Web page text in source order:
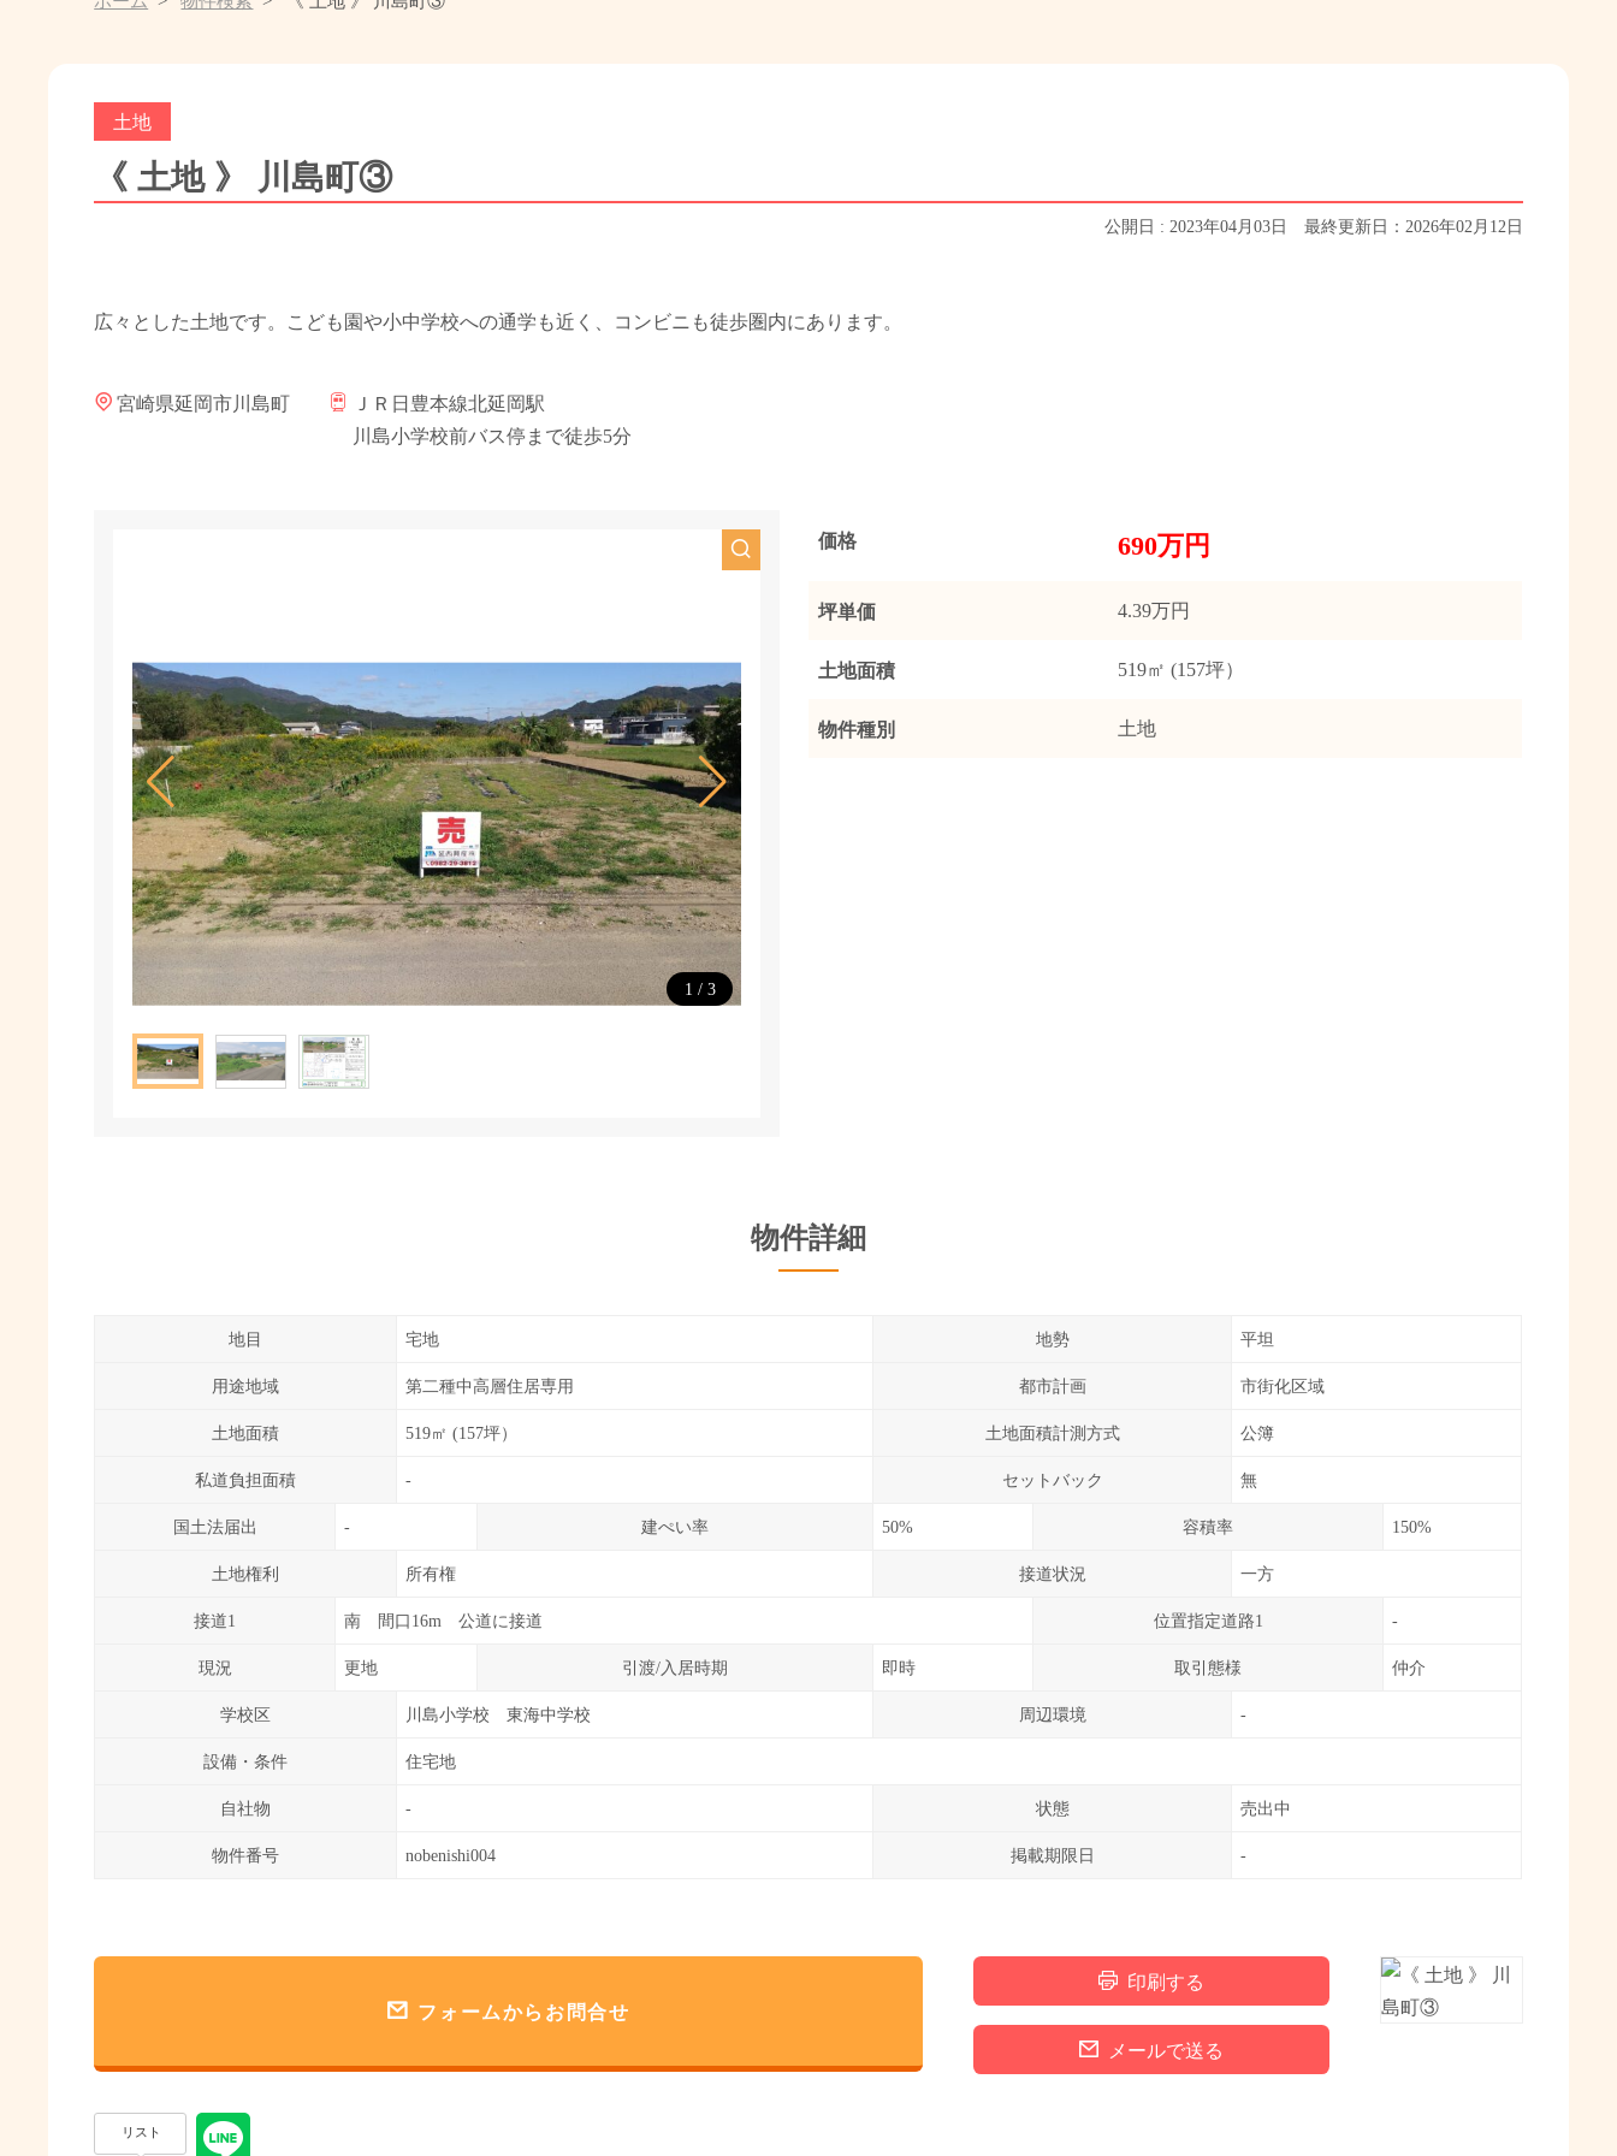
土地
《 土地 》 川島町③
公開日 : 2023年04月03日 最終更新日：2026年02月12日
広々とした土地です。こども園や小中学校への通学も近く、コンビニも徒歩圏内にあります。
宮崎県延岡市川島町
ＪＲ日豊本線北延岡駅
川島小学校前バス停まで徒歩5分
1 / 3
価格 690万円
坪単価 4.39万円
土地面積 519㎡ (157坪）
物件種別 土地
物件詳細
地目 宅地 地勢 平坦
用途地域 第二種中高層住居専用 都市計画 市街化区域
土地面積 519㎡ (157坪） 土地面積計測方式 公簿
私道負担面積 - セットバック 無
国土法届出 - 建ぺい率 50% 容積率 150%
土地権利 所有権 接道状況 一方
接道1 南 間口16m 公道に接道 位置指定道路1 -
現況 更地 引渡/入居時期 即時 取引態様 仲介
学校区 川島小学校 東海中学校 周辺環境 -
設備・条件 住宅地
自社物 - 状態 売出中
物件番号 nobenishi004 掲載期限日 -
フォームからお問合せ
印刷する
メールで送る
リスト